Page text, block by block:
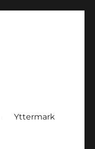
Yttermark